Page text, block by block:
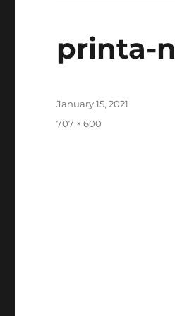
printa-
Posted
January 15, 2021
Full
707 × 600